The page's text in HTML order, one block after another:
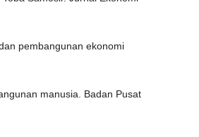
pembangunan ekonomi
manusia. Badan Pusat